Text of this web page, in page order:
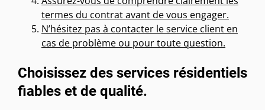
termes du contrat avant de vous engager.
N’hésitez pas à contacter le service client en
cas de problème ou pour toute question.
Choisissez des services résidentiels
fiables et de qualité.